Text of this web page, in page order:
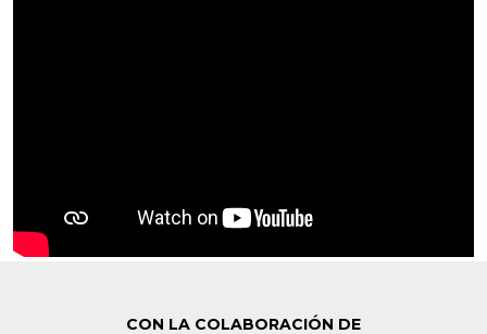
CON LA COLABORACIÓN DE